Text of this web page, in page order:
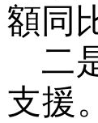
額同
二
支援